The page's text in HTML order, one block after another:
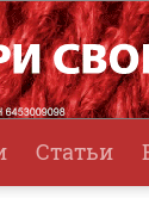
Статьи